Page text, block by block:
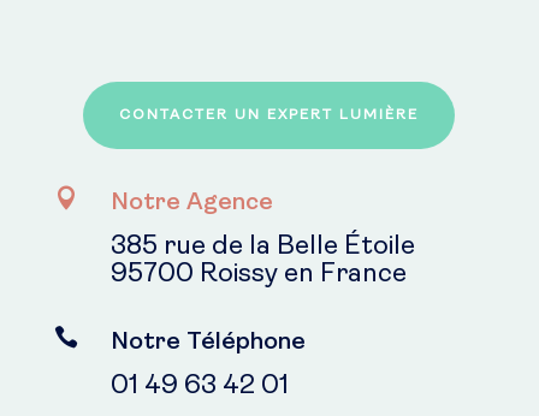
CONTACTER UN EXPERT LUMIÈRE
 Notre Agence
385 rue de la Belle Étoile
95700 Roissy en France
 Notre Téléphone
01 49 63 42 01